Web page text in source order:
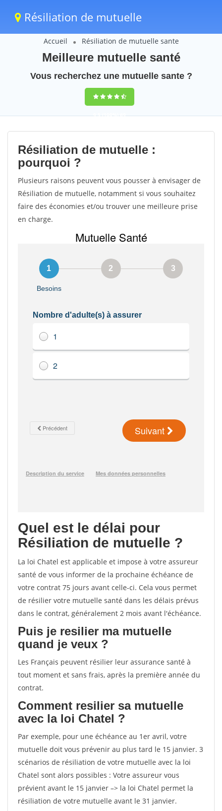
Résiliation de mutuelle
Accueil Résiliation de mutuelle sante
Meilleure mutuelle santé
Vous recherchez une mutuelle sante ?
9,5(100%)69
votes
Résiliation de mutuelle :
pourquoi ?
Plusieurs raisons peuvent vous pousser à envisager de
Résiliation de mutuelle, notamment si vous souhaitez
faire des économies et/ou trouver une meilleure prise
en charge.
Quel est le délai pour
Résiliation de mutuelle ?
La loi Chatel est applicable et impose à votre assureur
santé de vous informer de la prochaine échéance de
votre contrat 75 jours avant celle-ci. Cela vous permet
de résilier votre mutuelle santé dans les délais prévus
dans le contrat, généralement 2 mois avant l'échéance.
Puis je resilier ma mutuelle
quand je veux ?
Les Français peuvent résilier leur assurance santé à
tout moment et sans frais, après la première année du
contrat.
Comment resilier sa mutuelle
avec la loi Chatel ?
Par exemple, pour une échéance au 1er avril, votre
mutuelle doit vous prévenir au plus tard le 15 janvier. 3
scénarios de résiliation de votre mutuelle avec la loi
Chatel sont alors possibles : Votre assureur vous
prévient avant le 15 janvier –> la loi Chatel permet la
résiliation de votre mutuelle avant le 31 janvier.